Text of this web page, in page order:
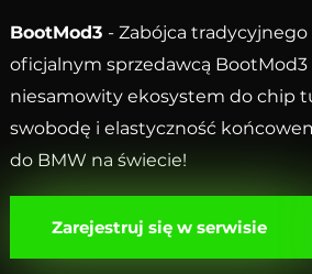
BootMod3 - Zabójca
oficjalnym sprzedawcą BootMod3
niesamowity ekosystem do chip
swobodę i elastyczność
do BMW na świecie!
Zarejestruj się w serwisie